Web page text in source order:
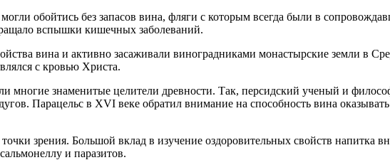
обойтись без запасов вина, фляги с которым всегда были в
вспышки кишечных заболеваний.
вина и активно засаживали виноградниками монастырские земли в
с кровью Христа.
многие знаменитые целители древности. Так, персидский ученый и
Парацельс в XVI веке обратил внимание на способность вина
зрения. Большой вклад в изучение оздоровительных свойств напитка
и паразитов.